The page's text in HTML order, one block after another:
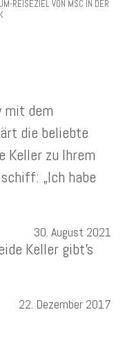
REISEZIEL VON MSC IN DER
dem
die beliebte
Keller zu Ihrem
„Ich habe
30. August 2021
Keller gibt’s
22. Dezember 2017